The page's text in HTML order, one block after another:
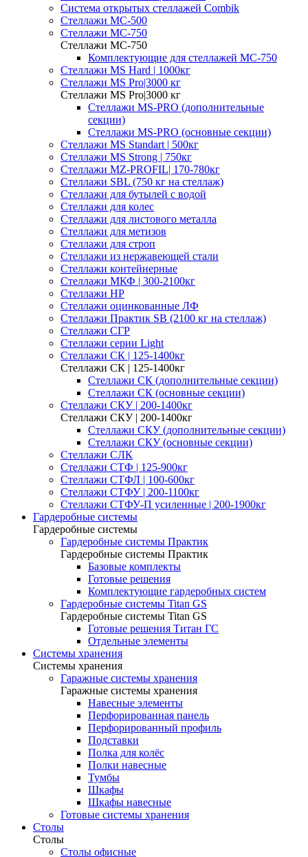
Система открытых стеллажей Combik
Стеллажи MC-500
Стеллажи MC-750
Стеллажи MC-750
Комплектующие для стеллажей МС-750
Стеллажи MS Hard | 1000кг
Стеллажи MS Pro|3000 кг
Стеллажи MS Pro|3000 кг
Стеллажи MS-PRO (дополнительные
секции)
Стеллажи MS-PRO (основные секции)
Стеллажи MS Standart | 500кг
Стеллажи MS Strong | 750кг
Стеллажи MZ-PROFIL| 170-780кг
Стеллажи SBL (750 кг на стеллаж)
Стеллажи для бутылей с водой
Стеллажи для колес
Стеллажи для листового металла
Стеллажи для метизов
Стеллажи для строп
Стеллажи из нержавеющей стали
Стеллажи контейнерные
Стеллажи МКФ | 300-2100кг
Стеллажи НР
Стеллажи оцинкованные ЛФ
Стеллажи Практик SB (2100 кг на стеллаж)
Стеллажи СГР
Стеллажи серии Light
Стеллажи СК | 125-1400кг
Стеллажи СК | 125-1400кг
Стеллажи СК (дополнительные секции)
Стеллажи СК (основные секции)
Стеллажи СКУ | 200-1400кг
Стеллажи СКУ | 200-1400кг
Стеллажи СКУ (дополнительные секции)
Стеллажи СКУ (основные секции)
Стеллажи СЛК
Стеллажи СТФ | 125-900кг
Стеллажи СТФЛ | 100-600кг
Стеллажи СТФУ | 200-1100кг
Стеллажи СТФУ-П усиленные | 200-1900кг
Гардеробные системы
Гардеробные системы
Гардеробные системы Практик
Гардеробные системы Практик
Базовые комплекты
Готовые решения
Комплектующие гардеробных систем
Гардеробные системы Titan GS
Гардеробные системы Titan GS
Готовые решения Титан ГС
Отдельные элементы
Системы хранения
Системы хранения
Гаражные системы хранения
Гаражные системы хранения
Навесные элементы
Перфорированная панель
Перфорированный профиль
Подставки
Полка для колёс
Полки навесные
Тумбы
Шкафы
Шкафы навесные
Готовые системы хранения
Столы
Столы
Столы офисные